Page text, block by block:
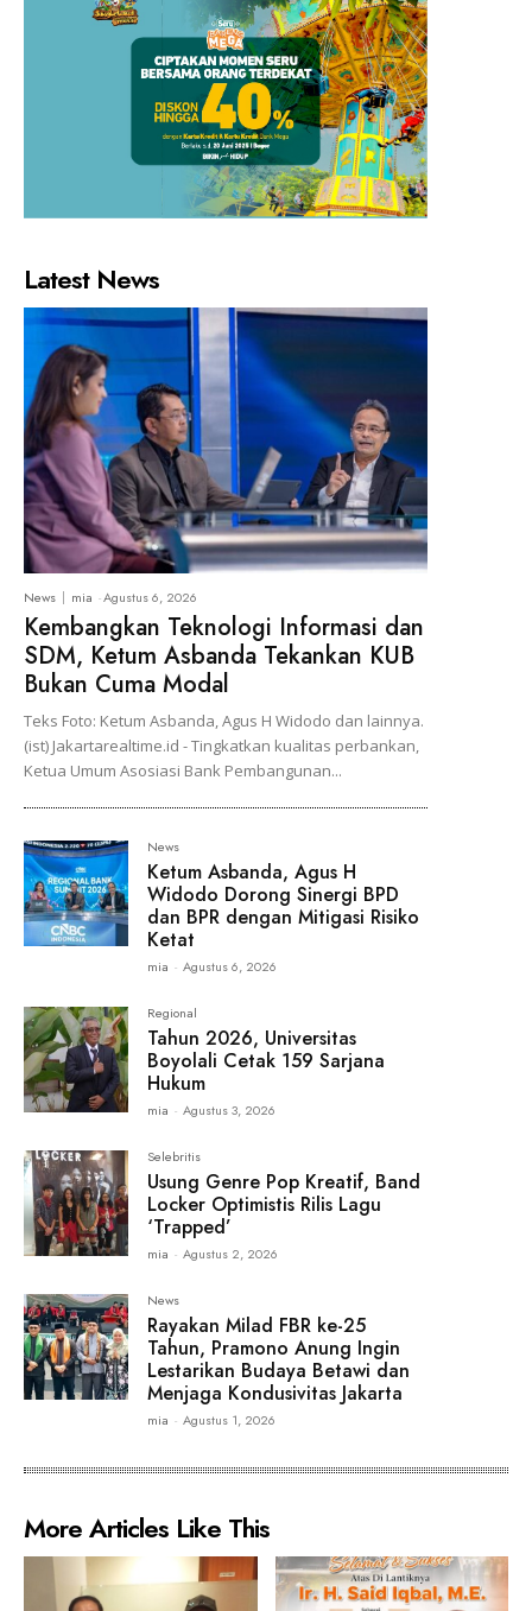
Latest News
News mia -Agustus 6, 2026
Kembangkan Teknologi Informasi dan
SDM, Ketum Asbanda Tekankan KUB
Bukan Cuma Modal
Teks Foto: Ketum Asbanda, Agus H Widodo dan lainnya.
(ist) Jakartarealtime.id - Tingkatkan kualitas perbankan,
Ketua Umum Asosiasi Bank Pembangunan...
News
Ketum Asbanda, Agus H
Widodo Dorong Sinergi BPD
dan BPR dengan Mitigasi Risiko
Ketat
mia - Agustus 6, 2026
Regional
Tahun 2026, Universitas
Boyolali Cetak 159 Sarjana
Hukum
mia - Agustus 3, 2026
Selebritis
Usung Genre Pop Kreatif, Band
Locker Optimistis Rilis Lagu
‘Trapped’
mia - Agustus 2, 2026
News
Rayakan Milad FBR ke-25
Tahun, Pramono Anung Ingin
Lestarikan Budaya Betawi dan
Menjaga Kondusivitas Jakarta
mia - Agustus 1, 2026
More Articles Like This